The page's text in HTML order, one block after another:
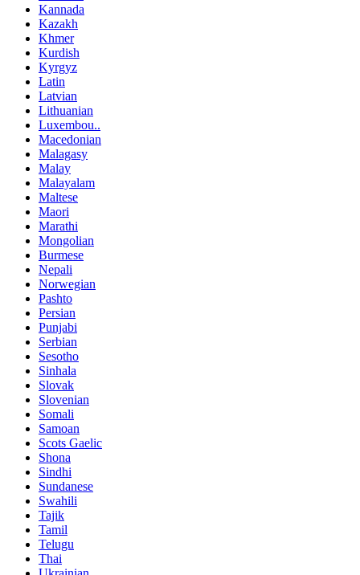
Kannada
Kazakh
Khmer
Kurdish
Kyrgyz
Latin
Latvian
Lithuanian
Luxembou..
Macedonian
Malagasy
Malay
Malayalam
Maltese
Maori
Marathi
Mongolian
Burmese
Nepali
Norwegian
Pashto
Persian
Punjabi
Serbian
Sesotho
Sinhala
Slovak
Slovenian
Somali
Samoan
Scots Gaelic
Shona
Sindhi
Sundanese
Swahili
Tajik
Tamil
Telugu
Thai